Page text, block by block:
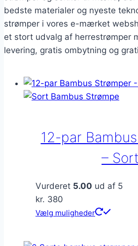
bedste materialer og nyeste
strømper i vores e-mærket
et stort udvalg af herrestrømper
levering, gratis ombytning og
12-par
– Sort
Vurderet 5.00 ud af 5
kr. 380
Vælg muligheder
Dette